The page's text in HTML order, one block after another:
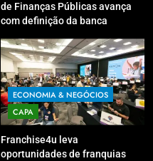
de Finanças Públicas avança
com definição da banca
ECONOMIA & NEGÓCIOS
CAPA
Franchise4u leva
oportunidades de franquias